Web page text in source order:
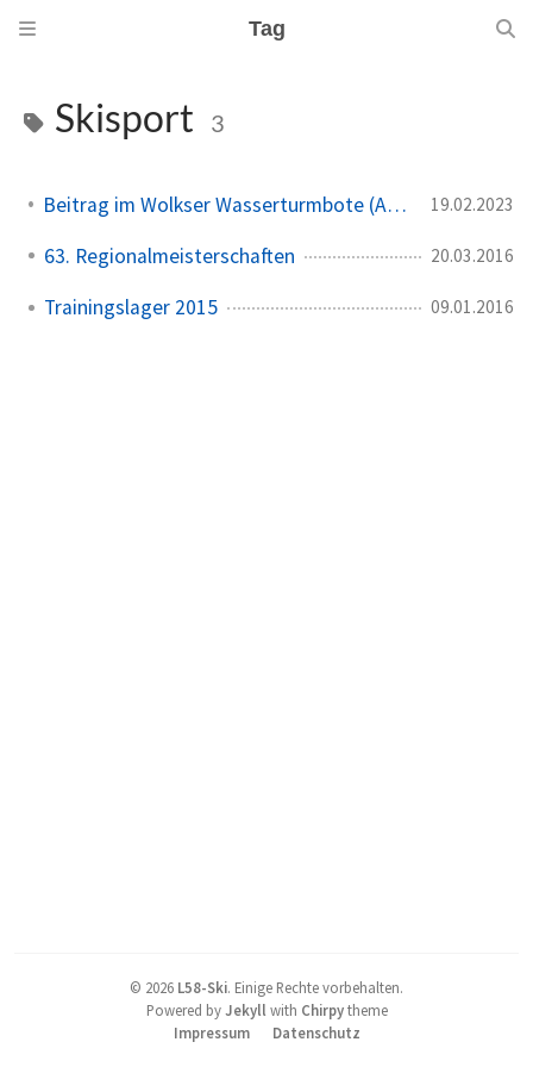
Tag
Skisport 3
Beitrag im Wolkser Wasserturmbote (Ausgabe 2023/03) 19.02.2023
63. Regionalmeisterschaften 20.03.2016
Trainingslager 2015 09.01.2016
© 2026 L58-Ski. Einige Rechte vorbehalten.
Powered byJekyll with Chirpytheme
Impressum
Datenschutz